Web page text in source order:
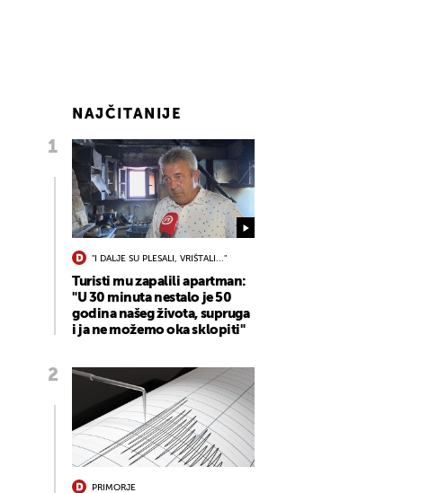
NAJČITANIJE
"I DALJE SU PLESALI, VRIŠTALI..."
Turisti mu zapalili apartman:
"U 30 minuta nestalo je 50
godina našeg života, supruga
i ja ne možemo oka sklopiti"
PRIMORJE